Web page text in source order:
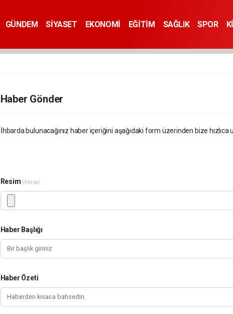
GÜNDEM SİYASET EKONOMİ EĞİTİM SAĞLIK SPOR
Haber Gönder
İhbarda bulunacağınız haber içeriğini aşağıdaki form üzerinden bize hızlıca
Resim (Varsa)
Haber Başlığı
Haber Özeti